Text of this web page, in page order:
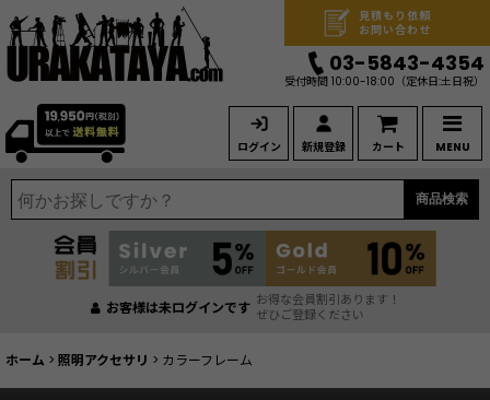
ログイン 新規登録 カート MENU
見積もり依頼
お問い合わせ
03-5843-4354
受付時間 10:00-18:00 （定休日:土日祝）
商品検索
お客様は未ログインです お得な会員割引あります！
ぜひご登録ください
ホーム > 照明アクセサリ > カラーフレーム